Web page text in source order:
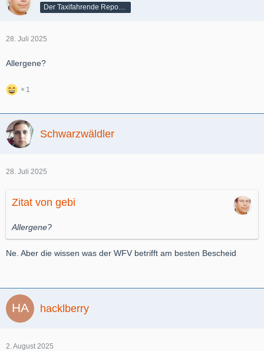
28. Juli 2025
Allergene?
1
Schwarzwäldler
28. Juli 2025
Zitat von gebi
Allergene?
Ne. Aber die wissen was der WFV betrifft am besten Bescheid
hacklberry
2. August 2025